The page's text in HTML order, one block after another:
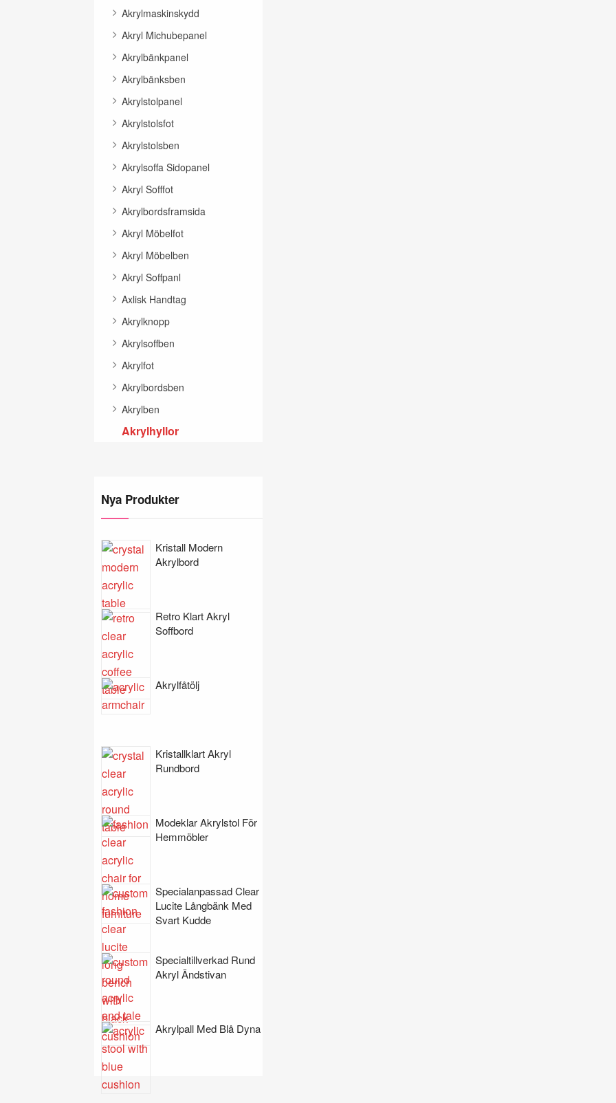
Akrylmaskinskydd
Akryl Michubepanel
Akrylbänkpanel
Akrylbänksben
Akrylstolpanel
Akrylstolsfot
Akrylstolsben
Akrylsoffa Sidopanel
Akryl Sofffot
Akrylbordsframsida
Akryl Möbelfot
Akryl Möbelben
Akryl Soffpanl
Axlisk Handtag
Akrylknopp
Akrylsoffben
Akrylfot
Akrylbordsben
Akrylben
Akrylhyllor
Nya Produkter
Kristall Modern
Akrylbord
Retro Klart Akryl
Soffbord
Akrylfåtölj
Kristallklart Akryl
Rundbord
Modeklar Akrylstol För
Hemmöbler
Specialanpassad Clear
Lucite Långbänk Med
Svart Kudde
Specialtillverkad Rund
Akryl Ändstivan
Akrylpall Med Blå Dyna